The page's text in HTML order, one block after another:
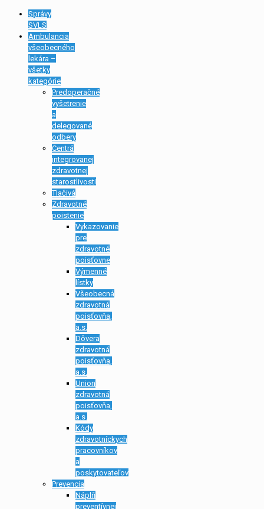
Správy
SVLS
Ambulancia
všeobecného
lekára –
všetky
kategórie
Predoperačné
vyšetrenie
a
delegované
odbery
Centrá
integrovanej
zdravotnej
starostlivosti
Tlačivá
Zdravotné
poistenie
Vykazovanie
pre
zdravotné
poisťovne
Výmenné
lístky
Všeobecná
zdravotná
poisťovňa,
a.s.
Dôvera
zdravotná
poisťovňa,
a.s.
Union
zdravotná
poisťovňa,
a.s.
Kódy
zdravotníckych
pracovníkov
a
poskytovateľov
Prevencia
Náplň
preventívnej